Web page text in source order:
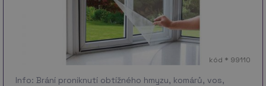
kód * 99110
Info: Brání proniknutí obtížného hmyzu, komárů, vos,